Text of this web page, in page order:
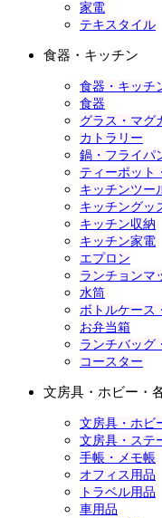
家電
テキスタイル
食器・キッチン
食器・キッチ
食器
グラス・マグ
カトラリー
鍋・フライパ
ティーポット
キッチンツー
キッチングッ
キッチン収納
キッチン家電
エプロン
ランチョンマ
水筒
ボトルケース
お弁当箱
ランチバッグ
コースター
文房具・ホビー・
文房具・ホビ
文房具・ステ
手帳・メモ帳
オフィス用品
トラベル用品
車用品